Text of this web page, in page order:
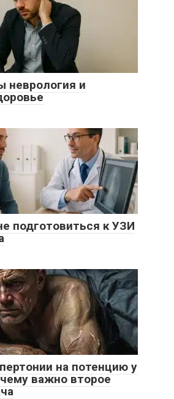
неврология и
подготовиться к УЗИ
на потенцию у
важно второе